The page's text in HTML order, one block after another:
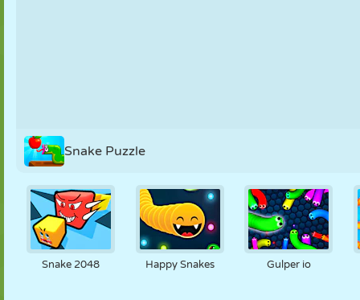
Snake Puzzle
Snake 2048 Happy Snakes Gulper io